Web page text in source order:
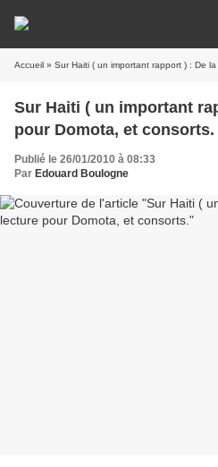
Accueil » Sur Haiti ( un important rapport ) : De
Sur Haiti ( un important
pour Domota, et consorts.
Publié le 26/01/2010 à 08:33
Par Edouard Boulogne